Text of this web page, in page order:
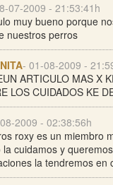
07-2009 - 21:53:41h
muy bueno porque
nuestros perros
- 01-08-2009 -
ARTICULO MAS X
LOS CUIDADOS KE
2009 - 02:38:56h
roxy es un miembro
cuidamos y
la tendremos en